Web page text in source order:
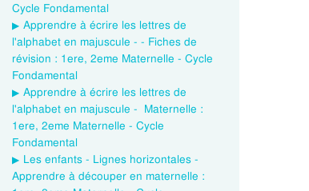
Cycle Fondamental
Apprendre à écrire les lettres de
l'alphabet en majuscule - - Fiches de
révision : 1ere, 2eme Maternelle - Cycle
Fondamental
Apprendre à écrire les lettres de
l'alphabet en majuscule - Maternelle :
1ere, 2eme Maternelle - Cycle
Fondamental
Les enfants - Lignes horizontales -
Apprendre à découper en maternelle :